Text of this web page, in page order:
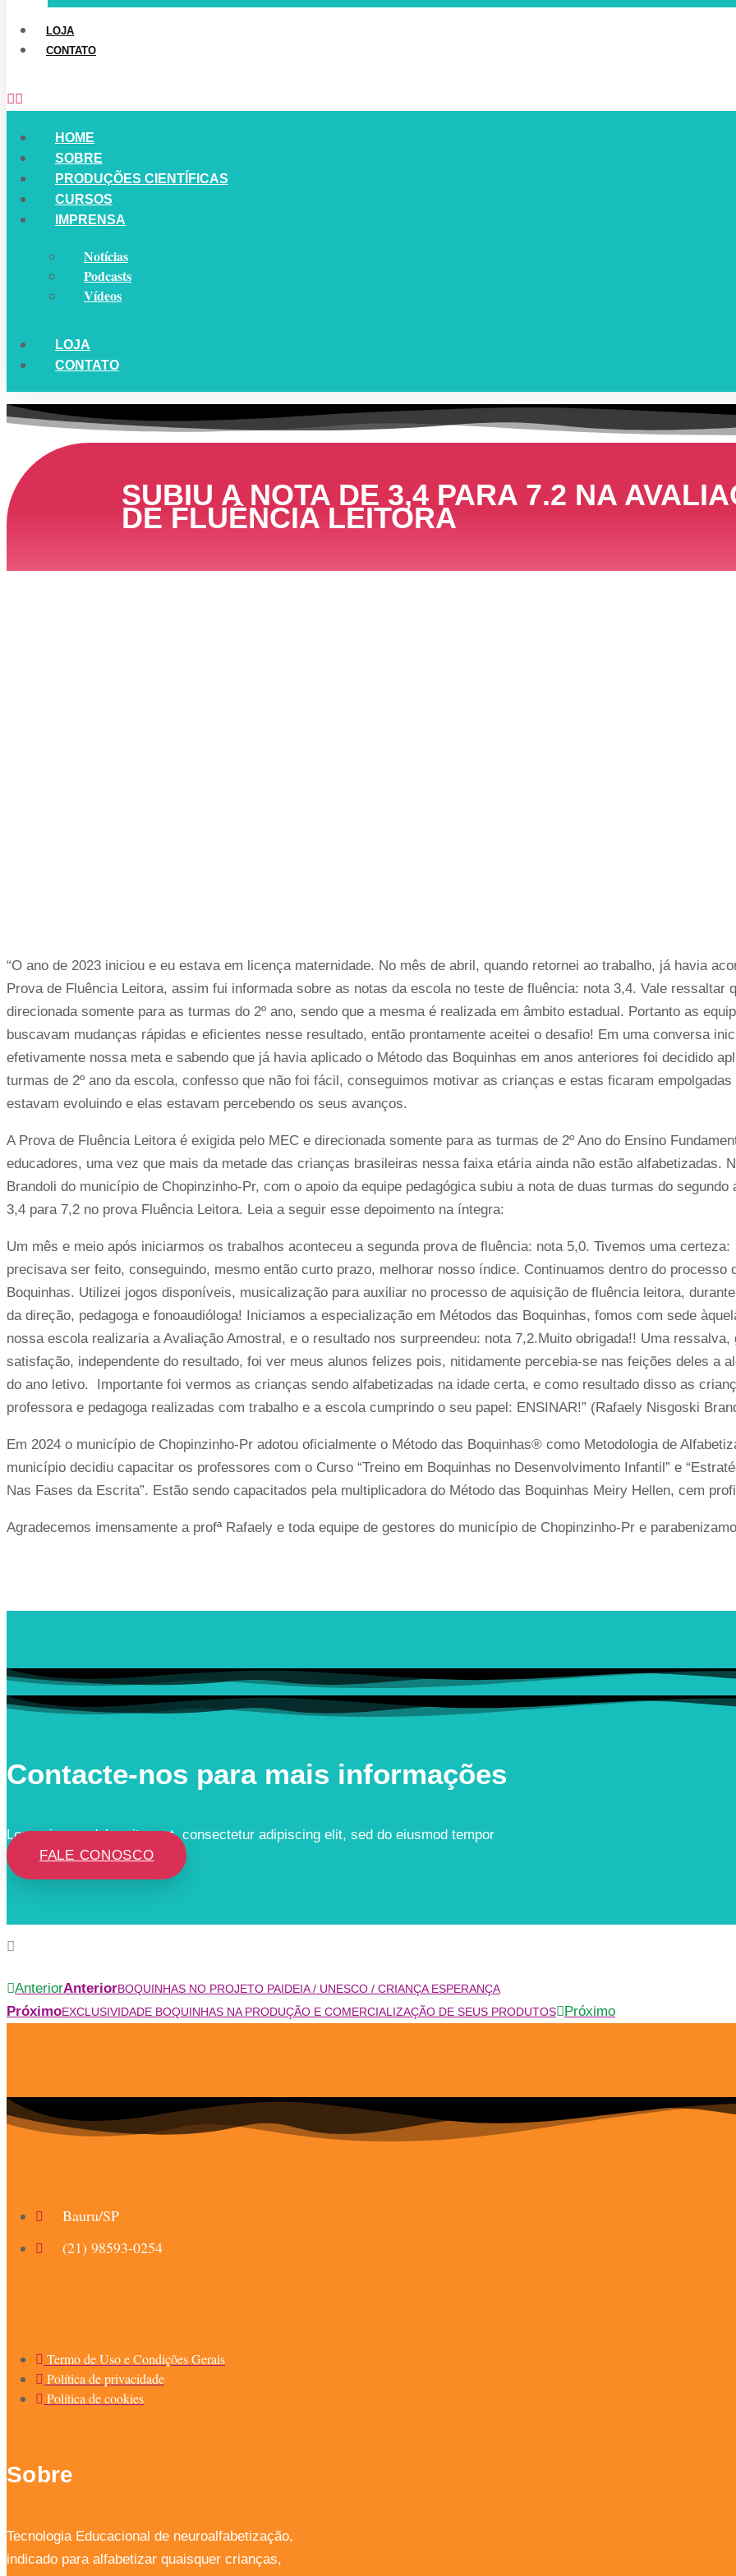
LOJA
CONTATO
HOME
SOBRE
PRODUÇÕES CIENTÍFICAS
CURSOS
IMPRENSA
Notícias
Podcasts
Vídeos
LOJA
CONTATO
SUBIU A NOTA DE 3,4 PARA 7.2 NA
DE FLUÊNCIA LEITORA
“O ano de 2023 iniciou e eu estava em licença maternidade. No mês de abril, quando retornei ao trabalho, já havia
Prova de Fluência Leitora, assim fui informada sobre as notas da escola no teste de fluência: nota 3,4. Vale ressaltar
direcionada somente para as turmas do 2º ano, sendo que a mesma é realizada em âmbito estadual. Portanto as
buscavam mudanças rápidas e eficientes nesse resultado, então prontamente aceitei o desafio! Em uma conversa
efetivamente nossa meta e sabendo que já havia aplicado o Método das Boquinhas em anos anteriores foi decidido
turmas de 2º ano da escola, confesso que não foi fácil, conseguimos motivar as crianças e estas ficaram
estavam evoluindo e elas estavam percebendo os seus avanços.
A Prova de Fluência Leitora é exigida pelo MEC e direcionada somente para as turmas de 2º Ano do Ensino
educadores, uma vez que mais da metade das crianças brasileiras nessa faixa etária ainda não estão alfabetizadas.
Brandoli do município de Chopinzinho-Pr, com o apoio da equipe pedagógica subiu a nota de duas turmas do segundo
3,4 para 7,2 no prova Fluência Leitora. Leia a seguir esse depoimento na íntegra:
Um mês e meio após iniciarmos os trabalhos aconteceu a segunda prova de fluência: nota 5,0. Tivemos uma
precisava ser feito, conseguindo, mesmo então curto prazo, melhorar nosso índice. Continuamos dentro do processo
Boquinhas. Utilizei jogos disponíveis, musicalização para auxiliar no processo de aquisição de fluência leitora,
da direção, pedagoga e fonoaudióloga! Iniciamos a especialização em Métodos das Boquinhas, fomos com sede
nossa escola realizaria a Avaliação Amostral, e o resultado nos surpreendeu: nota 7,2.Muito obrigada!! Uma
satisfação, independente do resultado, foi ver meus alunos felizes pois, nitidamente percebia-se nas feições deles a
do ano letivo. Importante foi vermos as crianças sendo alfabetizadas na idade certa, e como resultado disso as
professora e pedagoga realizadas com trabalho e a escola cumprindo o seu papel: ENSINAR!” (Rafaely Nisgoski
Em 2024 o município de Chopinzinho-Pr adotou oficialmente o Método das Boquinhas® como Metodologia de
município decidiu capacitar os professores com o Curso “Treino em Boquinhas no Desenvolvimento Infantil” e
Nas Fases da Escrita”. Estão sendo capacitados pela multiplicadora do Método das Boquinhas Meiry Hellen, cem
Agradecemos imensamente a profª Rafaely e toda equipe de gestores do município de Chopinzinho-Pr e
Contacte-nos para mais informações
Lorem ipsum dolor sit amet, consectetur adipiscing elit, sed do eiusmod tempor
FALE CONOSCO
AnteriorAnteriorBOQUINHAS NO PROJETO PAIDEIA / UNESCO / CRIANÇA ESPERANÇA
PróximoEXCLUSIVIDADE BOQUINHAS NA PRODUÇÃO E COMERCIALIZAÇÃO DE SEUS PRODUTOS Próximo
Bauru/SP
(21) 98593-0254
Termo de Uso e Condições Gerais
Política de privacidade
Política de cookies
Sobre
Tecnologia Educacional de neuroalfabetização,
indicado para alfabetizar quaisquer crianças,